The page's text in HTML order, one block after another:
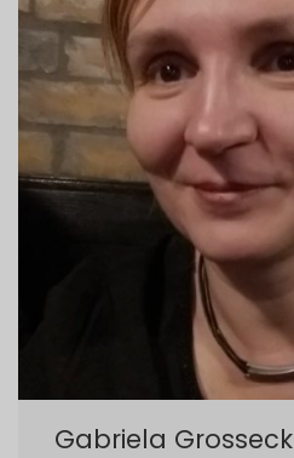
Gabriela Grosseck